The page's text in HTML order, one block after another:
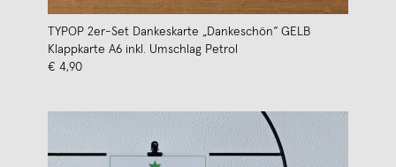
TYPOP 2er-Set Dankeskarte „Dankeschön“ GELB
Klappkarte A6 inkl. Umschlag Petrol
€ 4,90